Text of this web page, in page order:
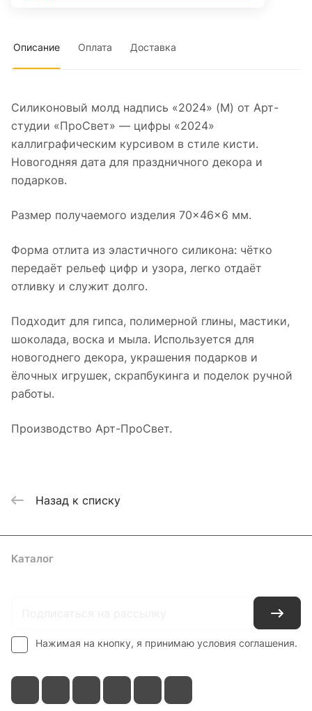
Описание Оплата Доставка
Силиконовый молд надпись «2024» (M) от Арт-
студии «ПроСвет» — цифры «2024»
каллиграфическим курсивом в стиле кисти.
Новогодняя дата для праздничного декора и
подарков.
Размер получаемого изделия 70×46×6 мм.
Форма отлита из эластичного силикона: чётко
передаёт рельеф цифр и узора, легко отдаёт
отливку и служит долго.
Подходит для гипса, полимерной глины, мастики,
шоколада, воска и мыла. Используется для
новогоднего декора, украшения подарков и
ёлочных игрушек, скрапбукинга и поделок ручной
работы.
Производство Арт-ПроСвет.
Назад к списку
Каталог
Нажимая на кнопку, я принимаю условия соглашения.